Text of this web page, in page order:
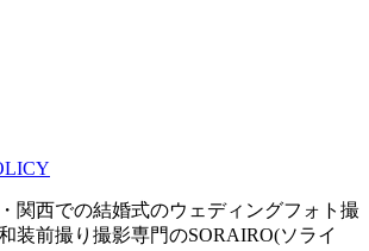
関西での結婚式のウェディングフォト撮
装前撮り撮影専門のSORAIRO(ソライ